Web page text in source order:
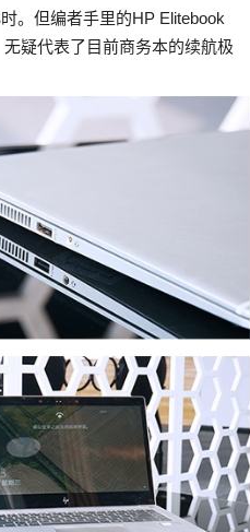
。但编者手里的HP Elitebook
无疑代表了目前商务本的续航极